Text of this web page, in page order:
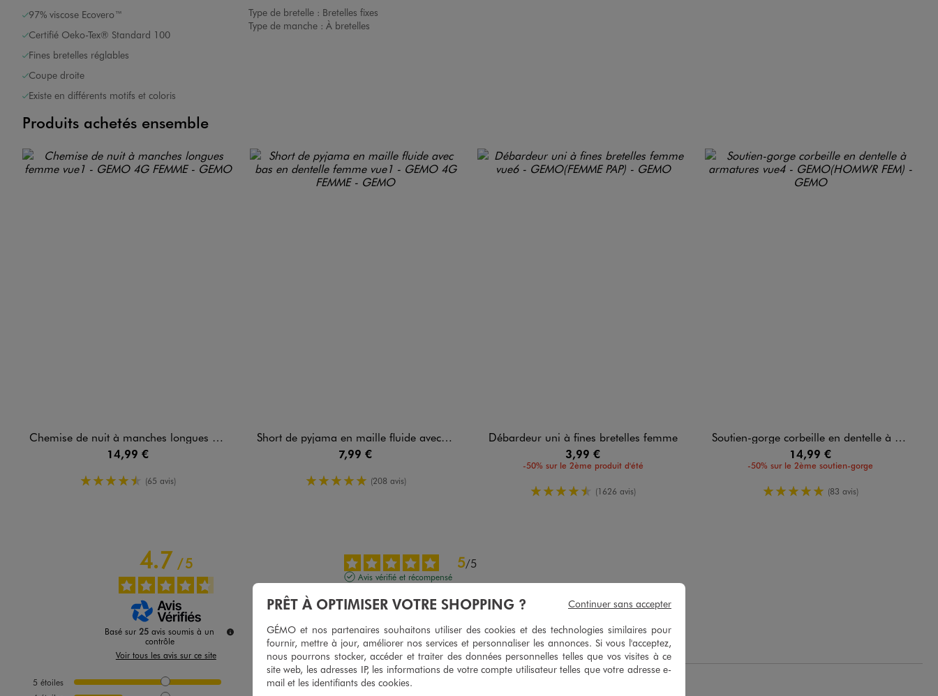
97% viscose Ecovero™
Certifié Oeko-Tex® Standard 100
Fines bretelles réglables
Coupe droite
Existe en différents motifs et coloris
Type de bretelle : Bretelles fixes
Type de manche : À bretelles
Produits achetés ensemble
Chemise de nuit à manches longues femme
14,99 €
4.5/5 de moyenne
(65 avis)
Short de pyjama en maille fluide avec bas en dentelle femme
7,99 €
5/5 de moyenne
(208 avis)
Débardeur uni à fines bretelles femme
3,99 €
-50% sur le 2ème produit d'été
4.5/5 de moyenne
(1626 avis)
Soutien-gorge corbeille en dentelle à armatures
14,99 €
-50% sur le 2ème soutien-gorge
5/5 de moyenne
(83 avis)
4.7/5
Basé sur25 avis soumis à un
contrôle
Voir tous les avis sur ce site
5 étoiles
18
5/5
Avis vérifié et récompensé
Matière très agréable
Utile(0) Signaler
PRÊT À OPTIMISER VOTRE SHOPPING ?
GÉMO et nos partenaires souhaitons utiliser des cookies et des technologies similaires pour
fournir, mettre à jour, améliorer nos services et personnaliser les annonces. Si vous l'acceptez,
nous pourrons stocker, accéder et traiter des données personnelles telles que vos visites à ce
site web, les adresses IP, les informations de votre compte utilisateur telles que votre adresse e-
mail et les identifiants des cookies.
Continuer sans accepter